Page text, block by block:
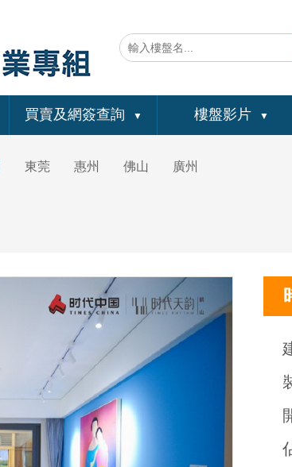
買賣及網簽查詢 ▼ 樓盤影片 ▼
東莞 惠州 佛山 廣州